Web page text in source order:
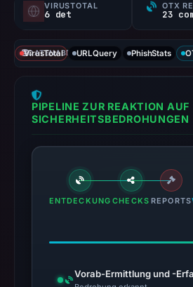
VIRUSTOTAL
6 det
OTX
DATENABDECKUNG
VirusTotal URLQuery PhishStats
PIPELINE ZUR REAKTION AUF
SICHERHEITSBEDROHUNGEN
ENTDECKUNG CHECKS REPORTS
Vorab-Ermittlung und -